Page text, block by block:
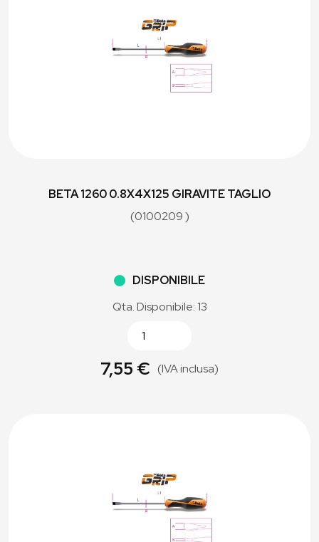
BETA 1260 0.8X4X125 GIRAVITE TAGLIO
(0100209 )
DISPONIBILE
Qta. Disponibile: 13
7,55 € (IVA inclusa)